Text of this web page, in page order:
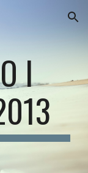
Skip to navigation
I